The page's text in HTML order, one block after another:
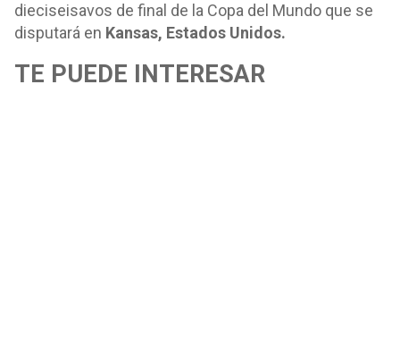
dieciseisavos de final de la Copa del Mundo que se
disputará en Kansas, Estados Unidos.
TE PUEDE INTERESAR